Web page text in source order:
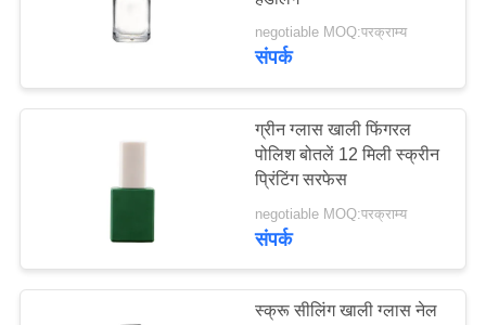
नियंत्रण
समाचार
बोतलें
नेल पॉलिश की खाली
बोतलें
negotiable MOQ:परक्राम्य
संपर्क
ग्रीन ग्लास खाली फिंगरल
पोलिश बोतलें 12 मिली स्क्रीन
प्रिंटिंग सरफेस
negotiable MOQ:परक्राम्य
संपर्क
स्क्रू सीलिंग खाली ग्लास नेल